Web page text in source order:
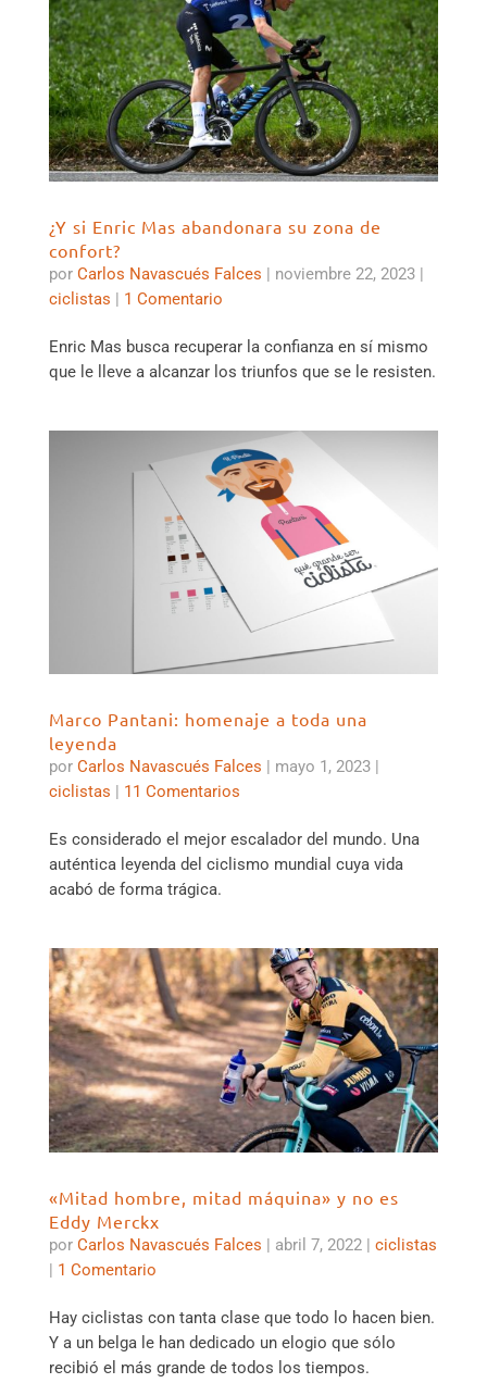
¿Y si Enric Mas abandonara su zona de
confort?
por Carlos Navascués Falces | noviembre 22, 2023 |
ciclistas | 1 Comentario
Enric Mas busca recuperar la confianza en sí mismo
que le lleve a alcanzar los triunfos que se le resisten.
Marco Pantani: homenaje a toda una
leyenda
por Carlos Navascués Falces | mayo 1, 2023 |
ciclistas | 11 Comentarios
Es considerado el mejor escalador del mundo. Una
auténtica leyenda del ciclismo mundial cuya vida
acabó de forma trágica.
«Mitad hombre, mitad máquina» y no es
Eddy Merckx
por Carlos Navascués Falces | abril 7, 2022 | ciclistas
| 1 Comentario
Hay ciclistas con tanta clase que todo lo hacen bien.
Y a un belga le han dedicado un elogio que sólo
recibió el más grande de todos los tiempos.